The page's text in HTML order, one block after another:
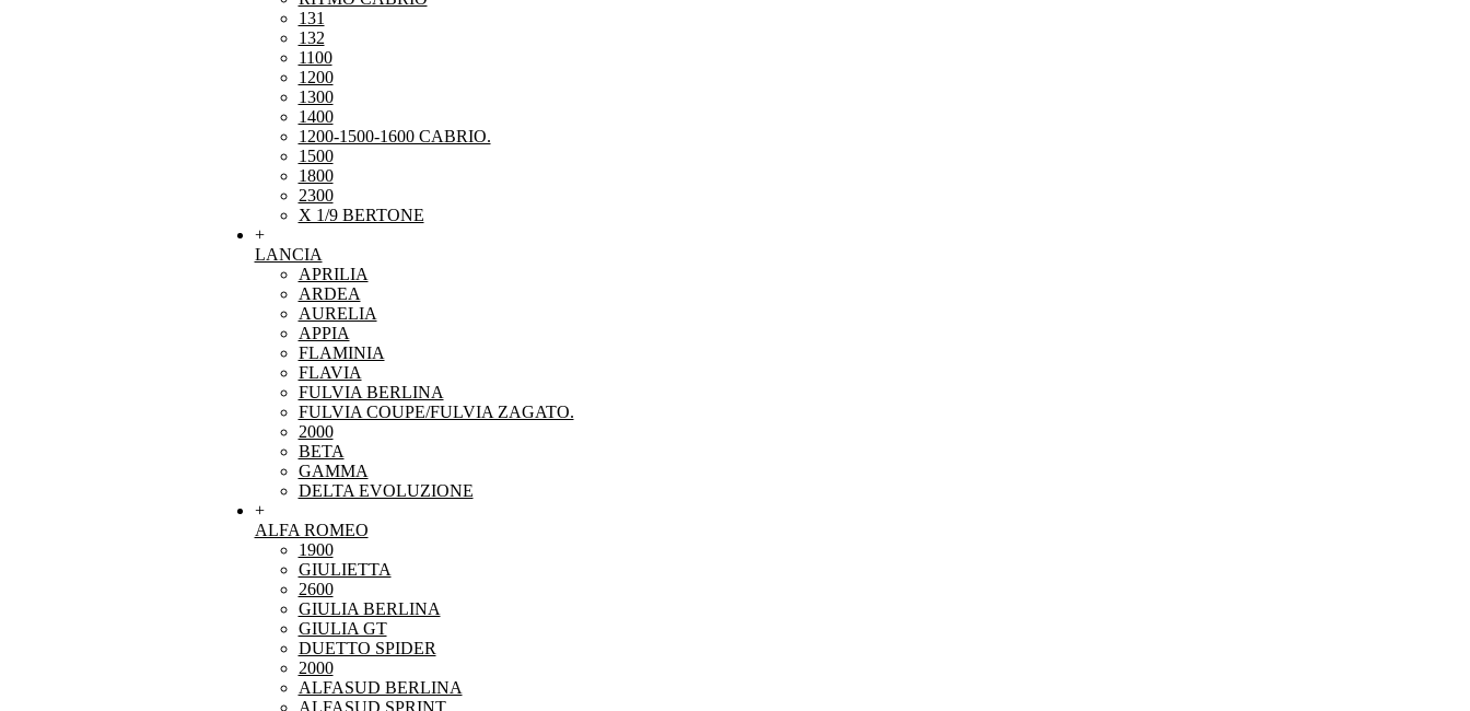
131
132
1100
1200
1300
1400
1200-1500-1600 CABRIO.
1500
1800
2300
X 1/9 BERTONE
+
LANCIA
APRILIA
ARDEA
AURELIA
APPIA
FLAMINIA
FLAVIA
FULVIA BERLINA
FULVIA COUPE/FULVIA ZAGATO.
2000
BETA
GAMMA
DELTA EVOLUZIONE
+
ALFA ROMEO
1900
GIULIETTA
2600
GIULIA BERLINA
GIULIA GT
DUETTO SPIDER
2000
ALFASUD BERLINA